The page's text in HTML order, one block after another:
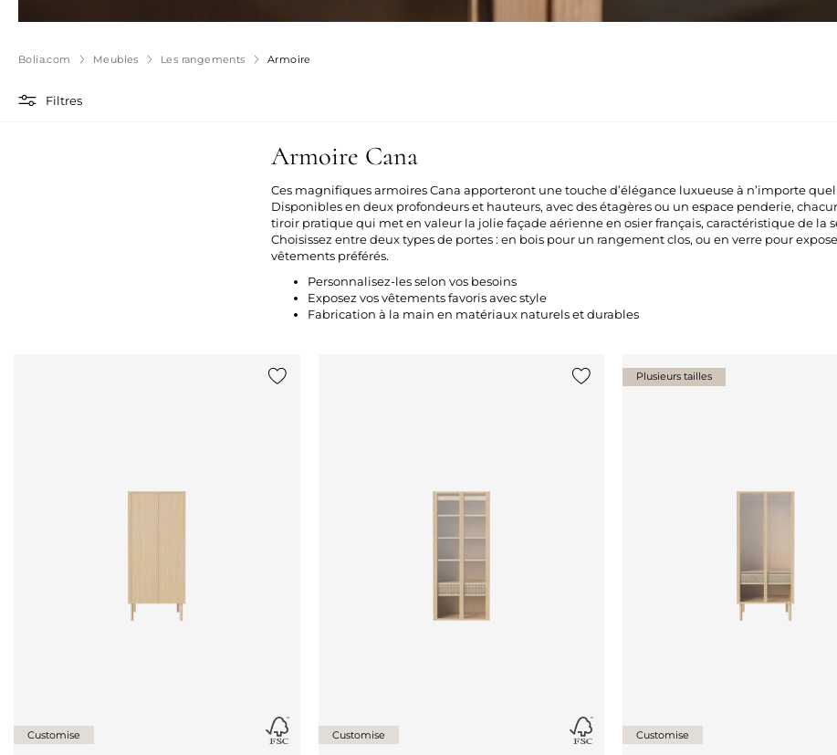
Bolia.com Meubles Les rangements Armoire
Filtres
Armoire Cana
Ces magnifiques armoires Cana apporteront une touche d’élégance luxueuse à n’importe
Disponibles en deux profondeurs et hauteurs, avec des étagères ou un espace penderie,
tiroir pratique qui met en valeur la jolie façade aérienne en osier français, caractéristique de la
Choisissez entre deux types de portes : en bois pour un rangement clos, ou en verre pour
vêtements préférés.
Personnalisez-les selon vos besoins
Exposez vos vêtements favoris avec style
Fabrication à la main en matériaux naturels et durables
Customise Customise
Plusieurs tailles
Customise